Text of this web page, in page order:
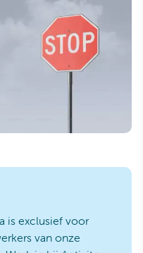
is exclusief voor
van onze